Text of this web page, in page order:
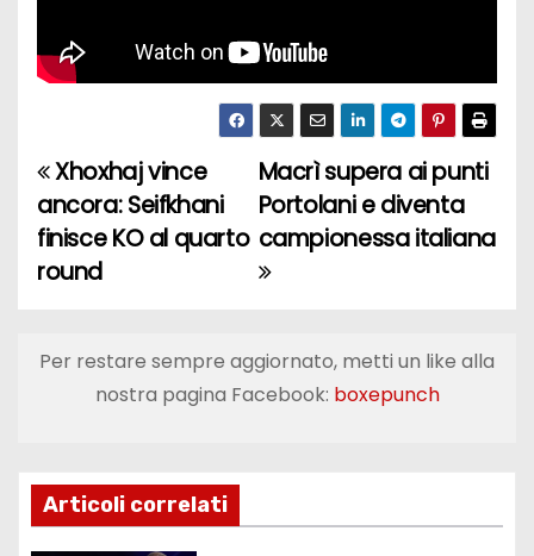
N
a
v
g
z
i
Macrì supera ai punti
Portolani e diventa
campionessa italiana
Xhoxhaj vince
ancora: Seifkhani
finisce KO al quarto
round
Per restare sempre aggiornato, metti un like alla
nostra pagina Facebook: boxepunch
Articoli correlati